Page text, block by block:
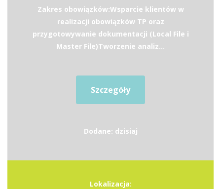
Zakres obowiązków:Wsparcie klientów w
realizacji obowiązków TP oraz
przygotowywanie dokumentacji (Local File i
Master File)Tworzenie analiz...
Szczegóły
Dodane: dzisiaj
Lokalizacja: